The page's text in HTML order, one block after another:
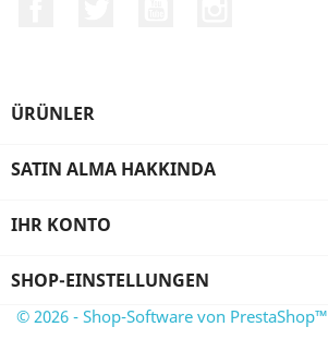
ÜRÜNLER
SATIN ALMA HAKKINDA
IHR KONTO
SHOP-EINSTELLUNGEN
© 2026 - Shop-Software von PrestaShop™